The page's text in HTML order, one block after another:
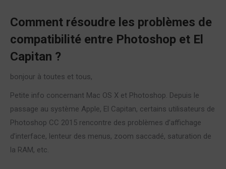
Comment résoudre les problèmes de
compatibilité entre Photoshop et El
Capitan ?
bonjour à toutes et tous,
Petite info concernant Mac OS X et Photoshop. Depuis le
passage au système Apple, El Capitan, certains utilisateurs de
Photoshop CC 2015 rencontre des problèmes d’affichage
d’interface, lenteur des menus, zoom saccadé, saturation de
la RAM, etc.